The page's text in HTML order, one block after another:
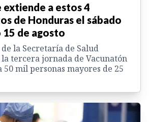
extiende a estos 4
de Honduras el sábado
15 de agosto
la Secretaría de Salud
tercera jornada de Vacunatón
mil personas mayores de 25